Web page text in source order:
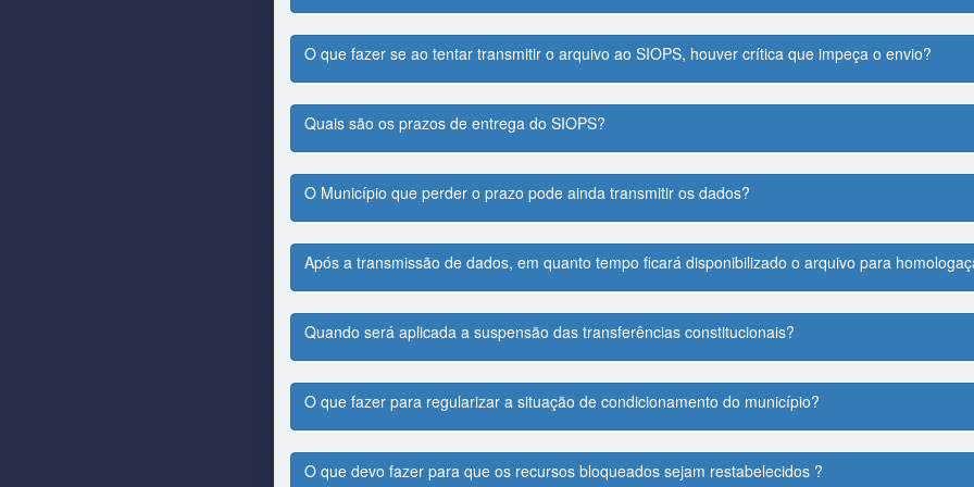
O que fazer se ao tentar transmitir o arquivo ao SIOPS, houver crítica que impeça o envio?
Quais são os prazos de entrega do SIOPS?
O Município que perder o prazo pode ainda transmitir os dados?
Após a transmissão de dados, em quanto tempo ficará disponibilizado o arquivo para
Quando será aplicada a suspensão das transferências constitucionais?
O que fazer para regularizar a situação de condicionamento do município?
O que devo fazer para que os recursos bloqueados sejam restabelecidos ?